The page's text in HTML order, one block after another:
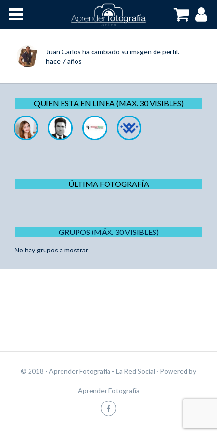
Juan Carlos ha cambiado su imagen de perfil.
hace 7 años
QUIÉN ESTÁ EN LÍNEA (MÁX. 30 VISIBLES)
ÚLTIMA FOTOGRAFÍA
GRUPOS (MÁX. 30 VISIBLES)
No hay grupos a mostrar
© 2018 - Aprender Fotografía - La Red Social · Powered by
Aprender Fotografía